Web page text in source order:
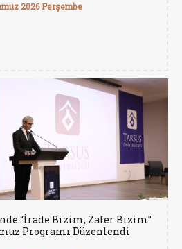
2026 Perşembe
“İrade Bizim, Zafer Bizim”
Programı Düzenlendi